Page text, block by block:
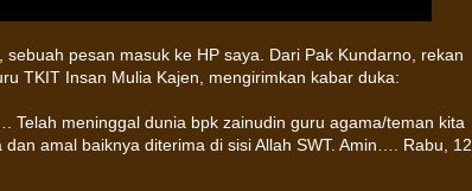
sebuah pesan masuk ke HP saya. Dari Pak Kundarno, rekan
TKIT Insan Mulia Kajen, mengirimkan kabar duka:
Telah meninggal dunia bpk zainudin guru agama/teman kita
amal baiknya diterima di sisi Allah SWT. Amin…. Rabu, 12